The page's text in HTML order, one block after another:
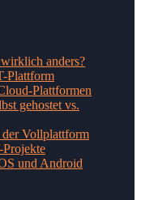
anders?
Plattform
Plattformen
gehostet vs.
Vollplattform
Projekte
und Android